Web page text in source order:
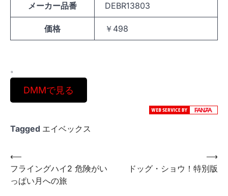
メーカー品番 DEBR13803
価格 ￥498
。
DMMで見る
Tagged エイベックス
投
稿
ナ
⟵
フライングハイ2 危険がい
っぱい月への旅
ドッグ・ショウ！特別版
⟶